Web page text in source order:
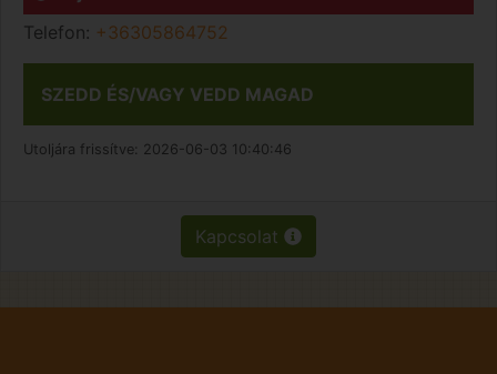
Telefon: +36305864752
SZEDD ÉS/VAGY VEDD MAGAD
Utoljára frissítve: 2026-06-03 10:40:46
Kapcsolat